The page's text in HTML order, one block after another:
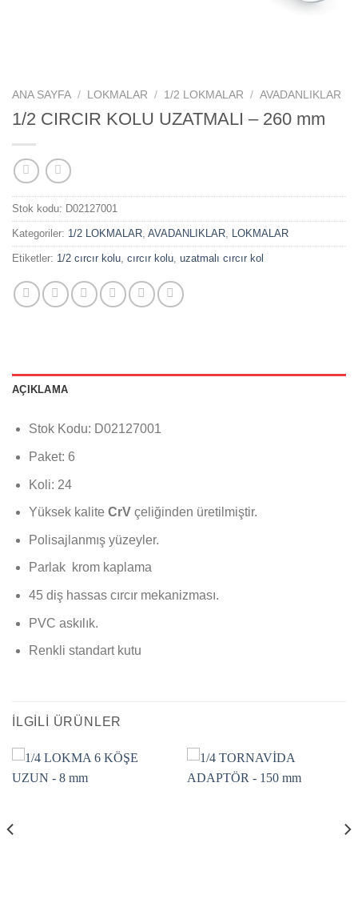
ANA SAYFA / LOKMALAR / 1/2 LOKMALAR / AVADANLIKLAR
1/2 CIRCIR KOLU UZATMALI – 260 mm
Stok kodu: D02127001
Kategoriler: 1/2 LOKMALAR, AVADANLIKLAR, LOKMALAR
Etiketler: 1/2 cırcır kolu, cırcır kolu, uzatmalı cırcır kol
AÇIKLAMA
Stok Kodu: D02127001
Paket: 6
Koli: 24
Yüksek kalite CrV çeliğinden üretilmiştir.
Polisajlanmış yüzeyler.
Parlak krom kaplama
45 diş hassas cırcır mekanizması.
PVC askılık.
Renkli standart kutu
İLGILI ÜRÜNLER